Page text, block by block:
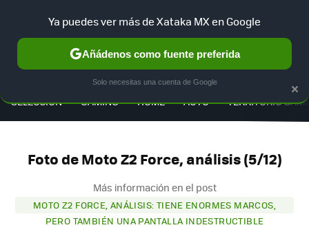
SELECCIÓN GAMING HOME AUTO TERRITORIO
Foto de Moto Z2 Force, análisis (5/12)
Más información en el post
MOTO Z2 FORCE, ANÁLISIS: TIENE ENORMES MARCOS,
PERO TAMBIÉN UNA PANTALLA INDESTRUCTIBLE
×
Ya puedes ver más de Xataka MX en Google
Añádenos como fuente preferida
Solo necesitas una cuenta de Google